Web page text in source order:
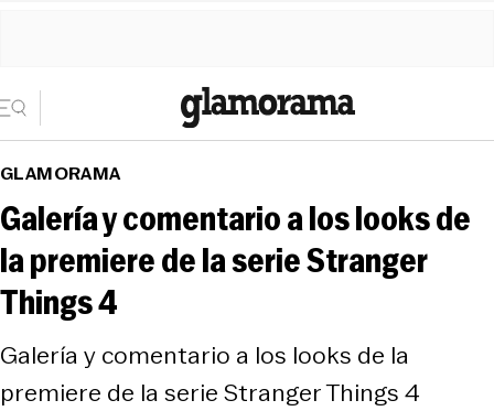
GLAMORAMA
Galería y comentario a los looks de
la premiere de la serie Stranger
Things 4
Galería y comentario a los looks de la
premiere de la serie Stranger Things 4